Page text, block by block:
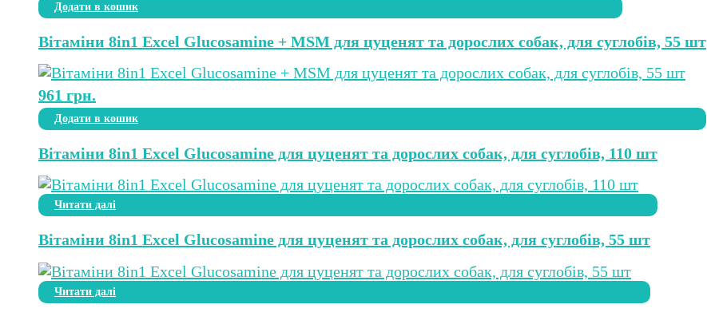
Додати в кошик
Вітаміни 8in1 Excel Glucosamine + MSM для цуценят та дорослих собак, для суглобів, 55 шт
961 грн.
Додати в кошик
Вітаміни 8in1 Excel Glucosamine для цуценят та дорослих собак, для суглобів, 110 шт
Читати далі
Вітаміни 8in1 Excel Glucosamine для цуценят та дорослих собак, для суглобів, 55 шт
Читати далі